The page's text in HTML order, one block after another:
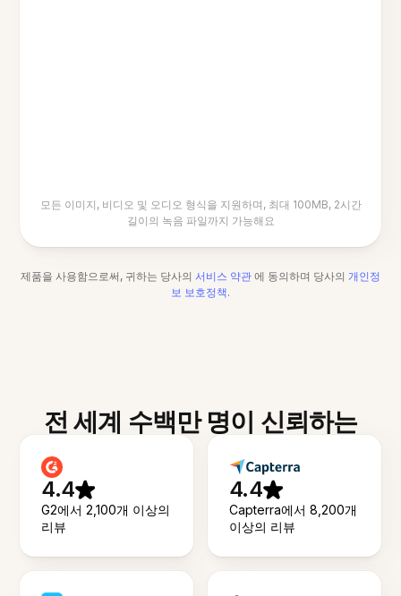
모든 이미지, 비디오 및 오디오 형식을 지원하며, 최대 100MB, 2시간
길이의 녹음 파일까지 가능해요
제품을 사용함으로써, 귀하는 당사의 서비스 약관 에 동의하며 당사의 개인정
보 보호정책.
전 세계 수백만 명이 신뢰하는
4.4
G2에서 2,100개 이상의
리뷰
4.4
Capterra에서 8,200개
이상의 리뷰